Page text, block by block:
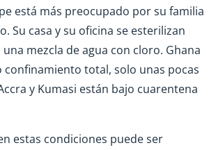
está más preocupado por su familia
Su casa y su oficina se esterilizan
mezcla de agua con cloro. Ghana
confinamiento total, solo unas pocas
y Kumasi están bajo cuarentena
estas condiciones puede ser